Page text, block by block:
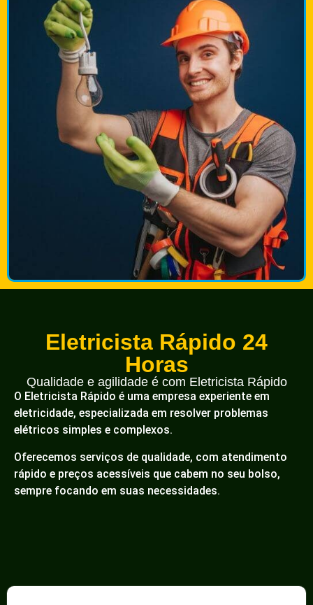
Eletricista Rápido 24
Horas
Qualidade e agilidade é com Eletricista Rápido
O Eletricista Rápido é uma empresa experiente em
eletricidade, especializada em resolver problemas
elétricos simples e complexos.
Oferecemos serviços de qualidade, com atendimento
rápido e preços acessíveis que cabem no seu bolso,
sempre focando em suas necessidades.